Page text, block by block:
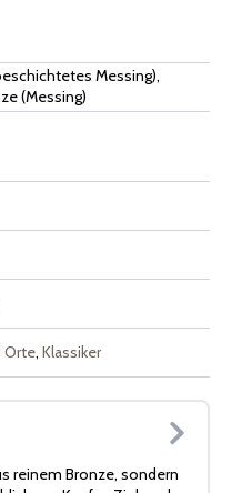
Messing),
(Messing)
Orte, Klassiker
reinem Bronze, sondern